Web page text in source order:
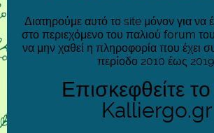
Διατηρούμε αυτό το site μόνον για να
στο περιεχόμενο του παλιού forum
να μην χαθεί η πληροφορία που έχει
περίοδο 2010 έως
Επισκεφθείτε
Kalliergo.gr